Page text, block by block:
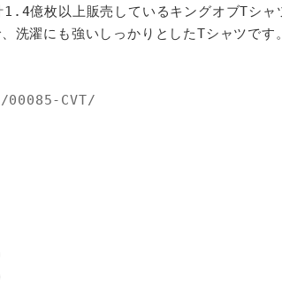
枚以上販売しているキングオブTシャ
濯にも強いしっかりとしたTシャツです。
CVT/